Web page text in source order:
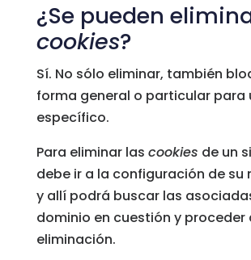
¿Se pueden
cookies?
Sí. No sólo eliminar, también
forma general o particular para
específico.
Para eliminar las cookies de un
debe ir a la configuración de su
y allí podrá buscar las
dominio en cuestión y proceder
eliminación.